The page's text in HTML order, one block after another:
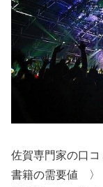
佐賀専門家の口
書籍の需要値